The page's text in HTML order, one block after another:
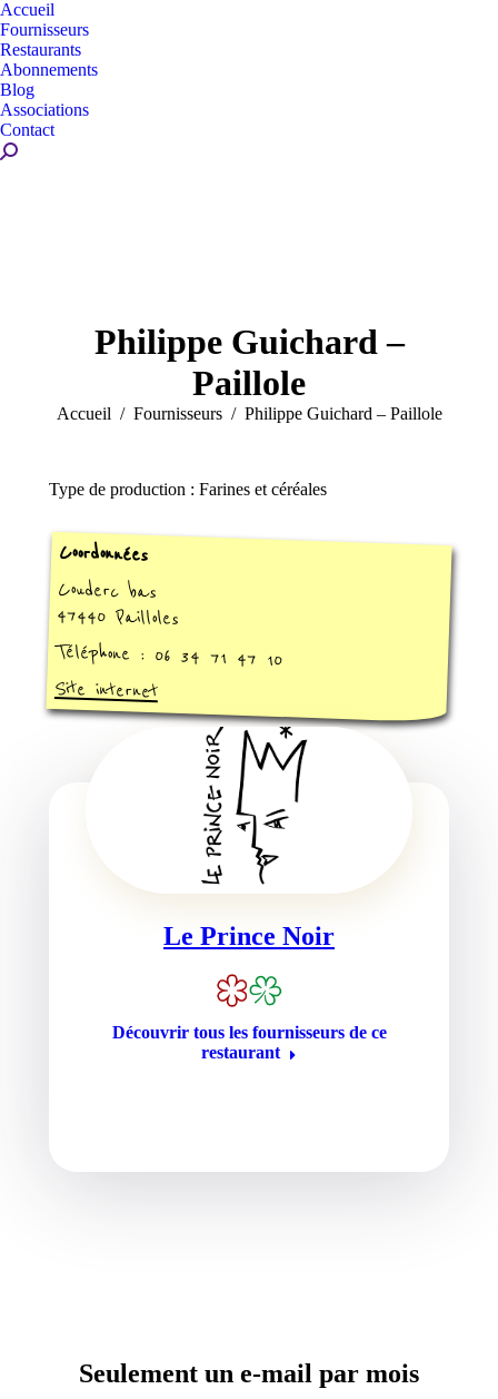
Accueil
Fournisseurs
Restaurants
Abonnements
Blog
Associations
Contact
Recherche
Philippe Guichard –
Paillole
Vous êtes ici :
Accueil Fournisseurs Philippe Guichard – Paillole
Type de production : Farines et céréales
Coordonnées
Couderc bas
47440 Pailloles
Téléphone : 06 34 71 47 10
Site internet
Le Prince Noir
Découvrir tous les fournisseurs de ce
restaurant
Seulement un e-mail par mois